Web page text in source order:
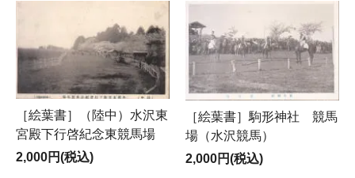
［絵葉書］（陸中）水沢東
宮殿下行啓紀念東競馬場
2,000円(税込)
［絵葉書］駒形神社 競馬
場（水沢競馬）
2,000円(税込)